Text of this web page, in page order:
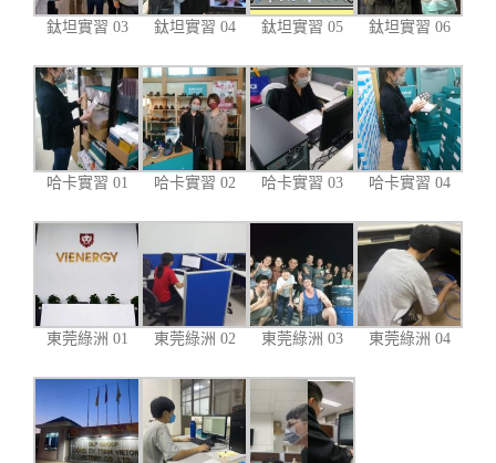
鈦坦實習 03 鈦坦實習 04 鈦坦實習 05 鈦坦實習 06
哈卡實習 01 哈卡實習 02 哈卡實習 03 哈卡實習 04
東莞綠洲 01 東莞綠洲 02 東莞綠洲 03 東莞綠洲 04